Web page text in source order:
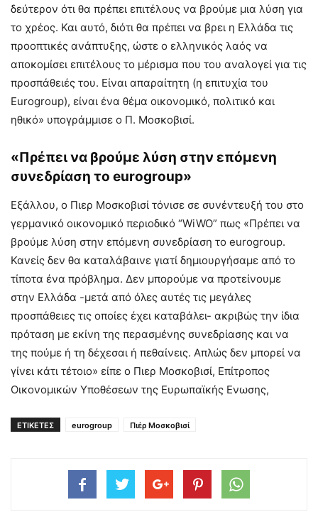
δεύτερον ότι θα πρέπει επιτέλους να βρούμε μια λύση για
το χρέος. Και αυτό, διότι θα πρέπει να βρει η Ελλάδα τις
προοπτικές ανάπτυξης, ώστε ο ελληνικός λαός να
αποκομίσει επιτέλους το μέρισμα που του αναλογεί για τις
προσπάθειές του. Είναι απαραίτητη (η επιτυχία του
Eurogroup), είναι ένα θέμα οικονομικό, πολιτικό και
ηθικό» υπογράμμισε ο Π. Μοσκοβισί.
«Πρέπει να βρούμε λύση στην επόμενη
συνεδρίαση το eurogroup»
Εξάλλου, ο Πιερ Μοσκοβισί τόνισε σε συνέντευξή του στο
γερμανικό οικονομικό περιοδικό “WiWO” πως «Πρέπει να
βρούμε λύση στην επόμενη συνεδρίαση το eurogroup.
Κανείς δεν θα καταλάβαινε γιατί δημιουργήσαμε από το
τίποτα ένα πρόβλημα. Δεν μπορούμε να προτείνουμε
στην Ελλάδα -μετά από όλες αυτές τις μεγάλες
προσπάθειες τις οποίες έχει καταβάλει- ακριβώς την ίδια
πρόταση με εκίνη της περασμένης συνεδρίασης και να
της πούμε ή τη δέχεσαι ή πεθαίνεις. Απλώς δεν μπορεί να
γίνει κάτι τέτοιο» είπε ο Πιερ Μοσκοβισί, Επίτροπος
Οικονομικών Υποθέσεων της Ευρωπαϊκής Ενωσης,
ΕΤΙΚΕΤΕΣ eurogroup Πιέρ Μοσκοβισί